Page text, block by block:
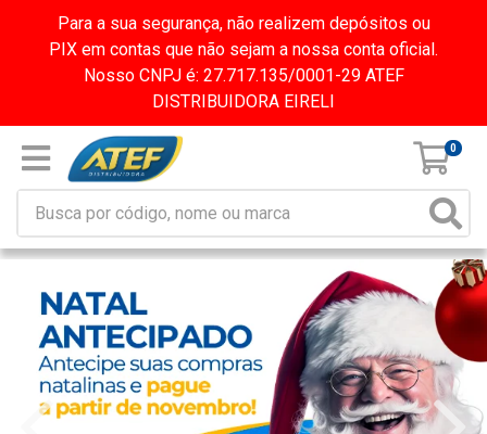
Para a sua segurança, não realizem depósitos ou
PIX em contas que não sejam a nossa conta oficial.
Nosso CNPJ é: 27.717.135/0001-29 ATEF
DISTRIBUIDORA EIRELI
0